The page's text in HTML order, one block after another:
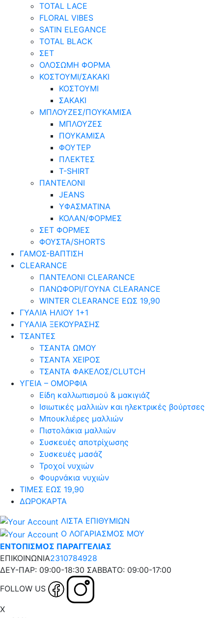
TOTAL LACE
FLORAL VIBES
SATIN ELEGANCE
TOTAL BLACK
ΣΕΤ
ΟΛΟΣΩΜΗ ΦΟΡΜΑ
ΚΟΣΤΟΥΜΙ/ΣΑΚΑΚΙ
ΚΟΣΤΟΥΜΙ
ΣΑΚΑΚΙ
ΜΠΛΟΥΖΕΣ/ΠΟΥΚΑΜΙΣΑ
ΜΠΛΟΥΖΕΣ
ΠΟΥΚΑΜΙΣΑ
ΦΟΥΤΕΡ
ΠΛΕΚΤΕΣ
T-SHIRT
ΠΑΝΤΕΛΟΝΙ
JEANS
ΥΦΑΣΜΑΤΙΝΑ
ΚΟΛΑΝ/ΦΟΡΜΕΣ
ΣΕΤ ΦΟΡΜΕΣ
ΦΟΥΣΤΑ/SHORTS
ΓΑΜΟΣ-ΒΑΠΤΙΣΗ
CLEARANCE
ΠΑΝΤΕΛΟΝΙ CLEARANCE
ΠΑΝΩΦΟΡΙ/ΓΟΥΝΑ CLEARANCE
WINTER CLEARANCE ΕΩΣ 19,90
ΓΥΑΛΙΑ ΗΛΙΟΥ 1+1
ΓΥΑΛΙΑ ΞΕΚΟΥΡΑΣΗΣ
ΤΣΑΝΤΕΣ
ΤΣΑΝΤΑ ΩΜΟΥ
ΤΣΑΝΤΑ ΧΕΙΡΟΣ
ΤΣΑΝΤΑ ΦΑΚΕΛΟΣ/CLUTCH
ΥΓΕΙΑ – ΟΜΟΡΦΙΑ
Είδη καλλωπισμού & μακιγιάζ
Ισιωτικές μαλλιών και ηλεκτρικές βούρτσες
Μπουκλιέρες μαλλιών
Πιστολάκια μαλλιών
Συσκευές αποτρίχωσης
Συσκευές μασάζ
Τροχοί νυχιών
Φουρνάκια νυχιών
ΤΙΜΕΣ ΕΩΣ 19,90
ΔΩΡΟΚΑΡΤΑ
ΛΙΣΤΑ ΕΠΙΘΥΜΙΩΝ
Ο ΛΟΓΑΡΙΑΣΜΟΣ ΜΟΥ
ΕΝΤΟΠΙΣΜΟΣ ΠΑΡΑΓΓΕΛΙΑΣ
ΕΠΙΚΟΙΝΩΝΙΑ2310784928
ΔΕΥ-ΠΑΡ: 09:00-18:30 ΣΑΒΒΑΤΟ: 09:00-17:00
FOLLOW US
X